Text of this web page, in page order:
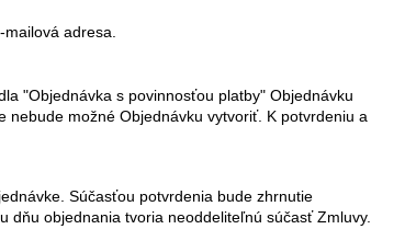
adresa.
"Objednávka s povinnosťou platby" Objednávku
možné Objednávku vytvoriť. K potvrdeniu a
Súčasťou potvrdenia bude zhrnutie
dňu objednania tvoria neoddeliteľnú súčasť Zmluvy.